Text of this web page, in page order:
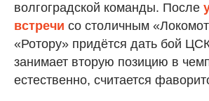
волгоградской команды. После
встречи со столичным
«Ротору» придётся дать бой
занимает вторую позицию в
естественно, считается